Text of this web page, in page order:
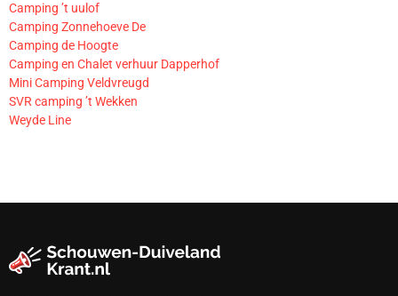
Camping ’t uulof
Camping Zonnehoeve De
Camping de Hoogte
Camping en Chalet verhuur Dapperhof
Mini Camping Veldvreugd
SVR camping ’t Wekken
Weyde Line